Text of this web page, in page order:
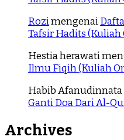
Rozimengenai
Tafsir Hadits (Kuliah
Hestia herawati
Ilmu Fiqih (Kuliah
Habib Afanudinnata
Ganti Doa Dari Al-
Archives